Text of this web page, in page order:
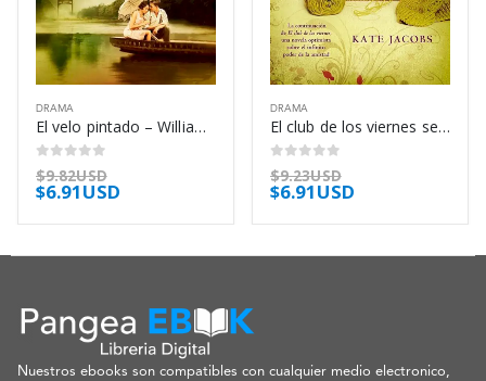
DRAMA
El velo pintado – William Somerset Maugham
0out of 5
$9.82USD
$6.91USD
DRAMA
El club de los viernes se reúne de nuevo – Kate Jacobs
0out of 5
$9.23USD
$6.91USD
Nuestros ebooks son compatibles con cualquier medio electronico,